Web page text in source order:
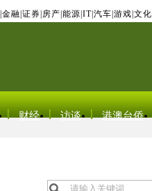
金融 证券 房产 能源 IT| 汽车 游戏 文化
财经 访谈 港澳台侨